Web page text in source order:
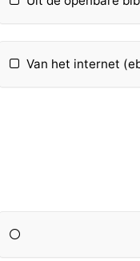
Van het internet